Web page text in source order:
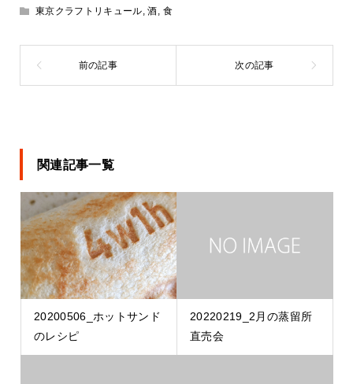
東京クラフトリキュール,酒, 食
関連記事一覧
20200506_ホットサンド
のレシピ
20220219_2月の蒸留所
直売会